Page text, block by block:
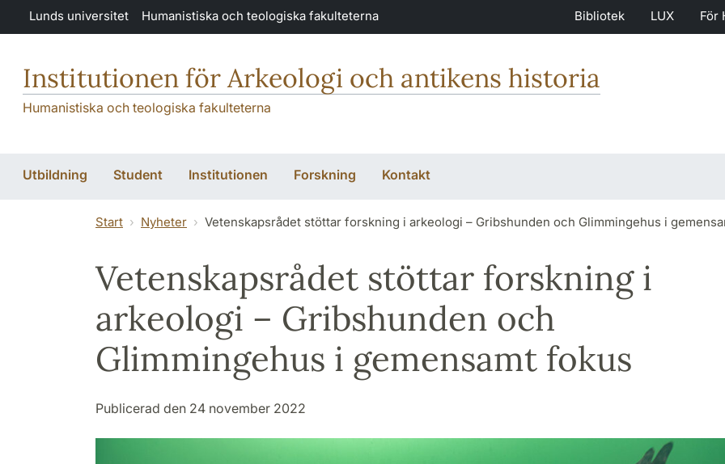
Hoppa till huvudinnehåll
Lunds universitet Humanistiska och teologiska fakulteterna Bibliotek LUX För
Institutionen för Arkeologi och antikens historia
Humanistiska och teologiska fakulteterna
Utbildning Student Institutionen Forskning Kontakt
Start Nyheter Vetenskapsrådet stöttar forskning i arkeologi – Gribshunden och Glimmingehus i
Vetenskapsrådet stöttar forskning i
arkeologi – Gribshunden och
Glimmingehus i gemensamt fokus
Publicerad den 24 november 2022